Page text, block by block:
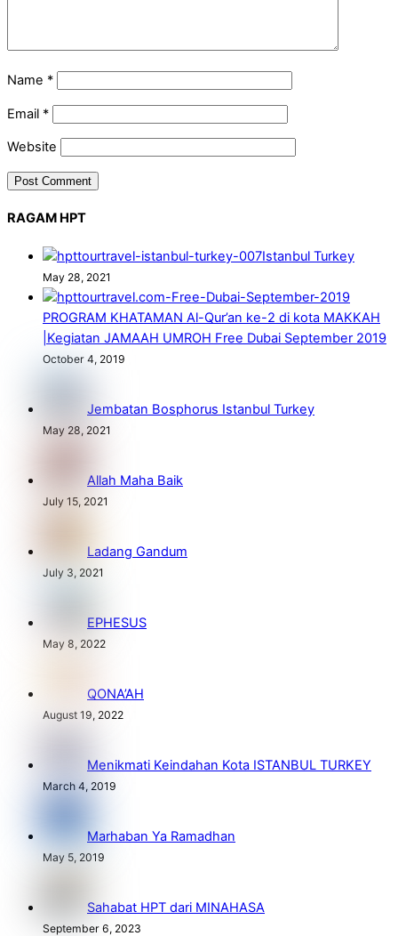
Name *
Email *
Website
RAGAM HPT
Istanbul Turkey
May 28, 2021
PROGRAM KHATAMAN Al-Qur’an ke-2 di kota MAKKAH
|Kegiatan JAMAAH UMROH Free Dubai September 2019
October 4, 2019
Jembatan Bosphorus Istanbul Turkey
May 28, 2021
Allah Maha Baik
July 15, 2021
Ladang Gandum
July 3, 2021
EPHESUS
May 8, 2022
QONA’AH
August 19, 2022
Menikmati Keindahan Kota ISTANBUL TURKEY
March 4, 2019
Marhaban Ya Ramadhan
May 5, 2019
Sahabat HPT dari MINAHASA
September 6, 2023